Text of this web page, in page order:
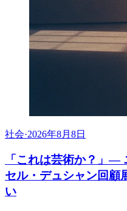
社会·2026年8月8日
「これは芸術か？」
セル・デュシャン回顧
い